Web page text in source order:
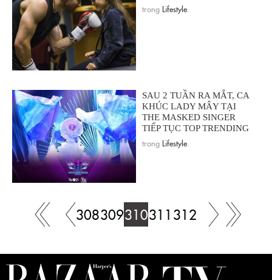
trong Lifestyle
SAU 2 TUẦN RA MẮT, CA
KHÚC LADY MÂY TẠI
THE MASKED SINGER
TIẾP TỤC TOP TRENDING
trong Lifestyle
308309310311 312